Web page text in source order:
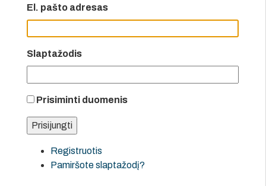
El. pašto adresas
Slaptažodis
Prisiminti duomenis
Registruotis
Pamiršote slaptažodį?